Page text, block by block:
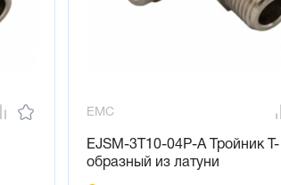
EMC
EJSM-3T10-04P-A Тройник Т-
образный из латуни